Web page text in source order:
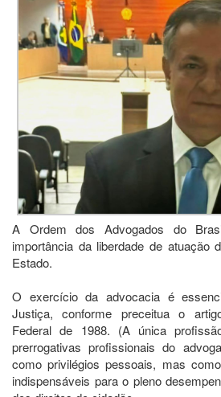
A Ordem dos Advogados do
importância da liberdade de atuação
Estado.
O exercício da advocacia é
Justiça, conforme preceitua o
Federal de 1988. (A única
prerrogativas profissionais do
como privilégios pessoais, mas
indispensáveis para o pleno